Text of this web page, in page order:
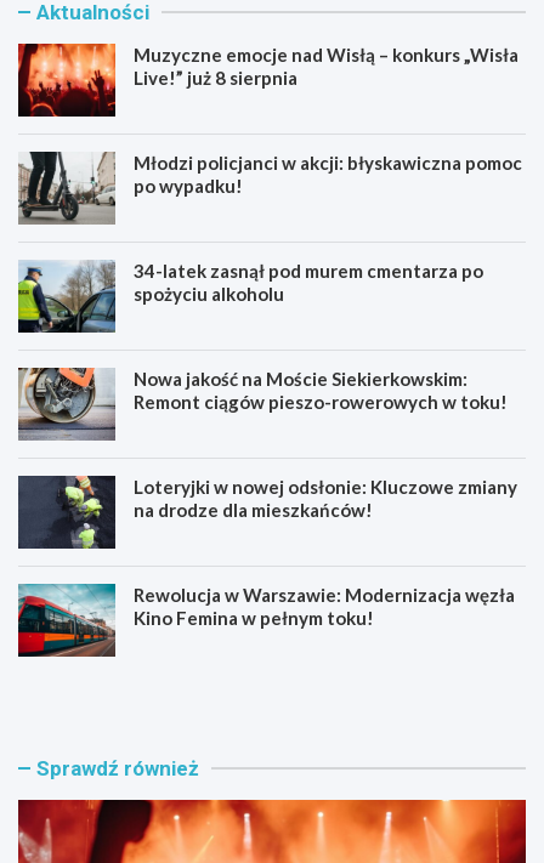
Aktualności
Muzyczne emocje nad Wisłą – konkurs „Wisła
Live!” już 8 sierpnia
Młodzi policjanci w akcji: błyskawiczna pomoc
po wypadku!
34-latek zasnął pod murem cmentarza po
spożyciu alkoholu
Nowa jakość na Moście Siekierkowskim:
Remont ciągów pieszo-rowerowych w toku!
Loteryjki w nowej odsłonie: Kluczowe zmiany
na drodze dla mieszkańców!
Rewolucja w Warszawie: Modernizacja węzła
Kino Femina w pełnym toku!
M
z
e
M
i
l
Sprawdź również